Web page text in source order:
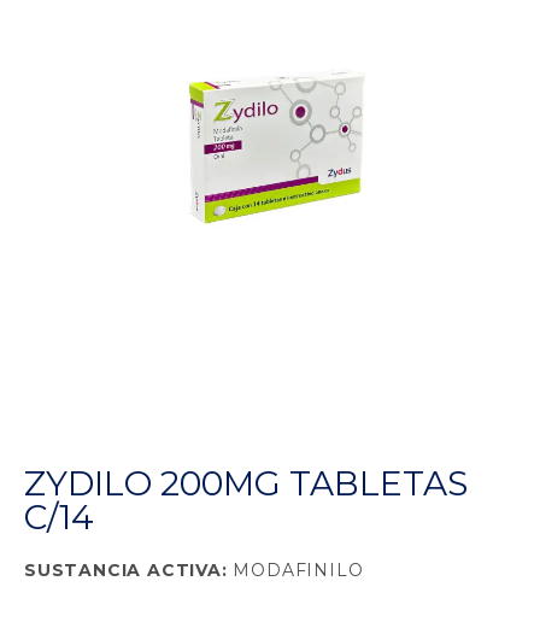
ZYDILO 200MG TABLETAS
C/14
SUSTANCIA ACTIVA: MODAFINILO